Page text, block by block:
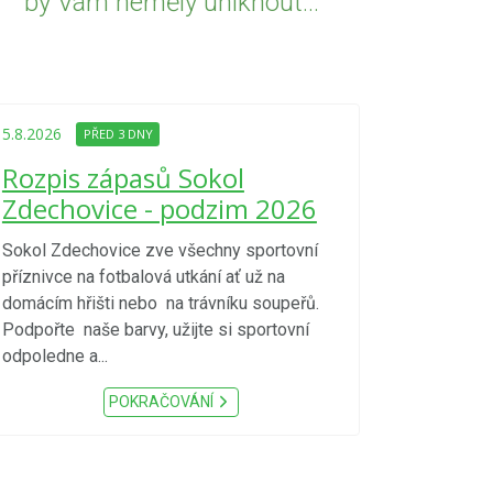
5.8.2026 PŘED 3 DNY
Rozpis zápasů Sokol
Zdechovice - podzim 2026
Sokol Zdechovice zve všechny sportovní
příznivce na fotbalová utkání ať už na
domácím hřišti nebo na trávníku soupeřů.
Podpořte naše barvy, užijte si sportovní
odpoledne a...
POKRAČOVÁNÍ